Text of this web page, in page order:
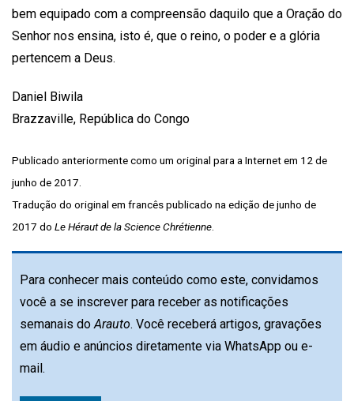
bem equipado com a compreensão daquilo que a Oração do
Senhor nos ensina, isto é, que o reino, o poder e a glória
pertencem a Deus.
Daniel Biwila
Brazzaville, República do Congo
Publicado anteriormente como um original para a Internet em 12 de
junho de 2017.
Tradução do original em francês publicado na edição de junho de
2017 do Le Héraut de la Science Chrétienne
Para conhecer mais conteúdo como este, convidamos
você a se inscrever para receber as notificações
semanais doArauto. Você receberá artigos, gravações
em áudio e anúncios diretamente via WhatsApp ou e-
mail.